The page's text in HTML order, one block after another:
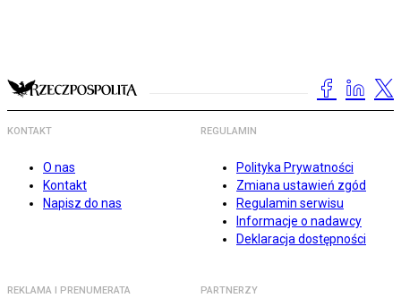
KONTAKT
O nas
Kontakt
Napisz do nas
REGULAMIN
Polityka Prywatności
Zmiana ustawień zgód
Regulamin serwisu
Informacje o nadawcy
Deklaracja dostępności
REKLAMA I PRENUMERATA PARTNERZY